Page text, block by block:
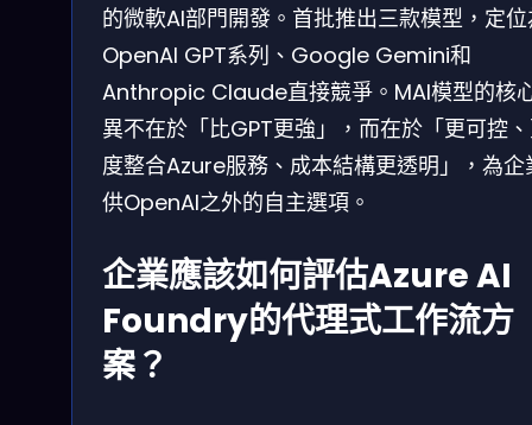
的微軟AI部門開發。首批推出三款模型，定
OpenAI GPT系列、Google Gemini和
Anthropic Claude直接競爭。MAI模型的核
異不在於「比GPT更強」，而在於「更可控
度整合Azure服務、成本結構更透明」，為企
供OpenAI之外的自主選項。
企業應該如何評估Azure AI
Foundry的代理式工作流方
案？